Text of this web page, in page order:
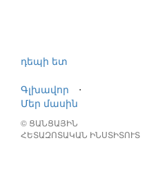
դեպի ետ
Գլխավոր
⋅
Մեր մասին
© ՑԱՆՑԱՅԻՆ
ՀԵՏԱԶՈՏԱԿԱՆ ԻՆՍՏԻՏՈՒՏ